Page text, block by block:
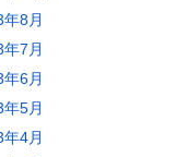
8月
7月
6月
5月
4月